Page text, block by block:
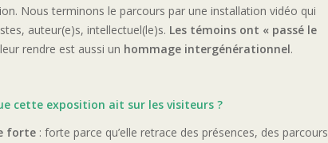
Nous terminons le parcours par une installation vidéo qui
auteur(e)s, intellectuel(le)s. Les témoins ont « passé le
rendre est aussi un hommage intergénérationnel.
cette exposition ait sur les visiteurs ?
forte : forte parce qu’elle retrace des présences, des parcours